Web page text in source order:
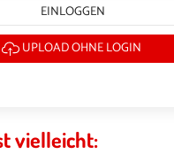
EINLOGGEN
UPLOAD OHNE LOGIN
vielleicht: